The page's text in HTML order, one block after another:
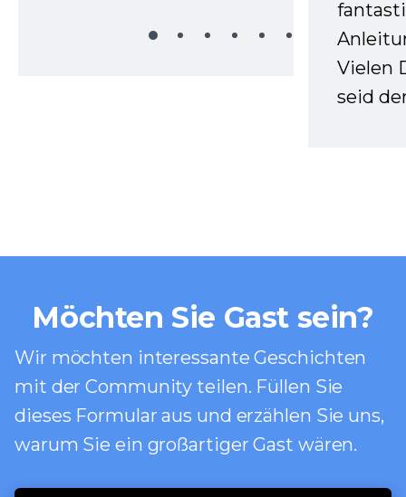
Vielen
seid
Möchten Sie Gast sein?
Wir möchten interessante Geschichten
mit der Community teilen. Füllen Sie
dieses Formular aus und erzählen Sie uns,
warum Sie ein großartiger Gast wären.